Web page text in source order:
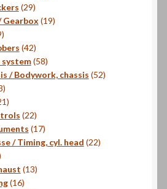
2929
produits
Gearbox 1919
19
produits
4242
produits
5858
produits
/ Bodywork, chassis 5252
13
produits
21
produits
2222
produits
1717
produits
/ Timing, cyl. head 2222
1313
1616